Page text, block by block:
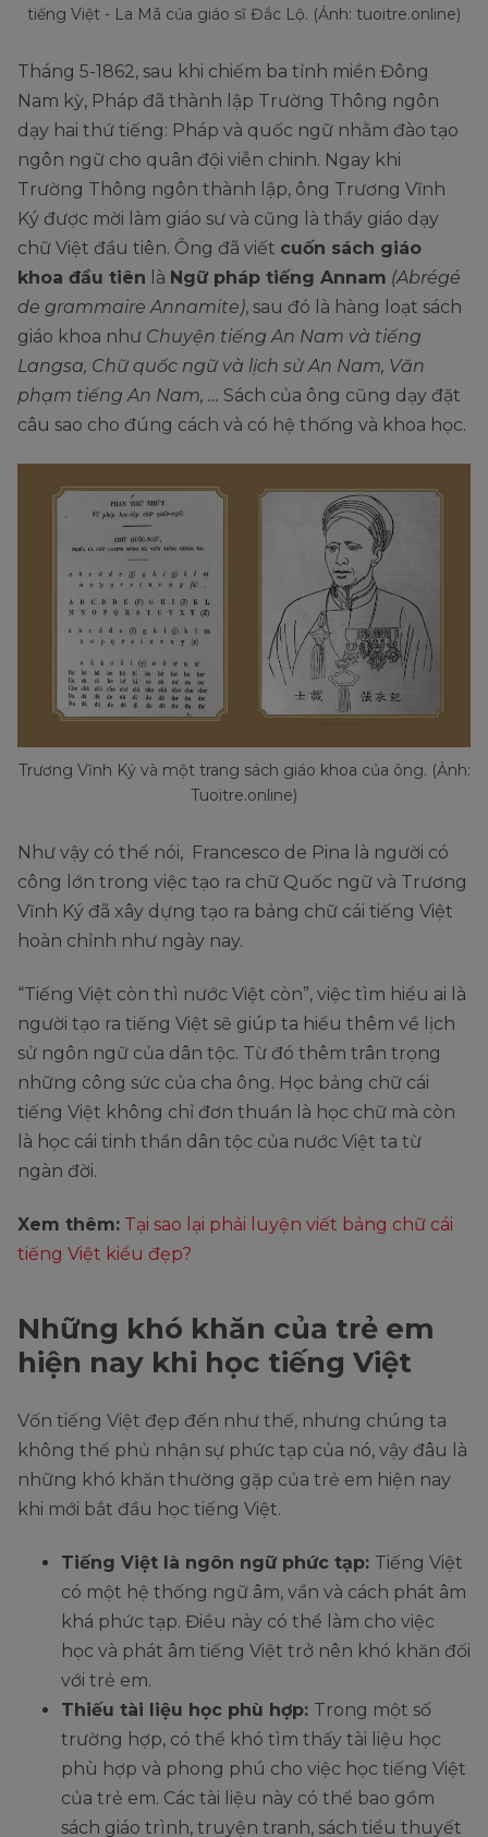
tiếng Việt - La Mã của giáo sĩ Đắc Lộ. (Ảnh: tuoitre.online)
Tháng 5-1862, sau khi chiếm ba tỉnh miền Đông
Nam kỳ, Pháp đã thành lập Trường Thông ngôn
dạy hai thứ tiếng: Pháp và quốc ngữ nhằm đào tạo
ngôn ngữ cho quân đội viễn chinh. Ngay khi
Trường Thông ngôn thành lập, ông Trương Vĩnh
Ký được mời làm giáo sư và cũng là thầy giáo dạy
chữ Việt đầu tiên. Ông đã viết cuốn sách giáo
khoa đầu tiên là Ngữ pháp tiếng Annam (Abrégé
de grammaire Annamite), sau đó là hàng loạt sách
giáo khoa như Chuyện tiếng An Nam và tiếng
Langsa, Chữ quốc ngữ và lịch sử An Nam, Văn
phạm tiếng An Nam, … Sách của ông cũng dạy đặt
câu sao cho đúng cách và có hệ thống và khoa học.
Trương Vĩnh Ký và một trang sách giáo khoa của ông. (Ảnh:
Tuoitre.online)
Như vậy có thể nói, Francesco de Pina là người có
công lớn trong việc tạo ra chữ Quốc ngữ và Trương
Vĩnh Ký đã xây dựng tạo ra bảng chữ cái tiếng Việt
hoàn chỉnh như ngày nay.
“Tiếng Việt còn thì nước Việt còn”, việc tìm hiểu ai là
người tạo ra tiếng Việt sẽ giúp ta hiểu thêm về lịch
sử ngôn ngữ của dân tộc. Từ đó thêm trân trọng
những công sức của cha ông. Học bảng chữ cái
tiếng Việt không chỉ đơn thuần là học chữ mà còn
là học cái tinh thần dân tộc của nước Việt ta từ
ngàn đời.
Xem thêm: Tại sao lại phải luyện viết bảng chữ cái
tiếng Việt kiểu đẹp?
Những khó khăn của trẻ em
hiện nay khi học tiếng Việt
Vốn tiếng Việt đẹp đến như thế, nhưng chúng ta
không thể phủ nhận sự phức tạp của nó, vậy đâu là
những khó khăn thường gặp của trẻ em hiện nay
khi mới bắt đầu học tiếng Việt.
Tiếng Việt là ngôn ngữ phức tạp: Tiếng Việt
có một hệ thống ngữ âm, vần và cách phát âm
khá phức tạp. Điều này có thể làm cho việc
học và phát âm tiếng Việt trở nên khó khăn đối
với trẻ em.
Thiếu tài liệu học phù hợp: Trong một số
trường hợp, có thể khó tìm thấy tài liệu học
phù hợp và phong phú cho việc học tiếng Việt
của trẻ em. Các tài liệu này có thể bao gồm
sách giáo trình, truyện tranh, sách tiểu thuyết